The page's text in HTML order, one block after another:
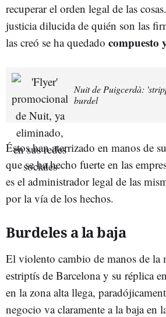
recuperar el orden legal de las
justicia dilucida de quién son las
las creó se ha quedado compuesto
Nuit de Puigcerdà:
burdel
Éstos han aterrizado en manos de
que se ha hecho fuerte en las
es el administrador legal de las
por la vía de los hechos.
Burdeles a la baja
El violento cambio de manos de la
estriptís de Barcelona y su réplica
en la zona alta llega,
negocio va claramente a la baja en